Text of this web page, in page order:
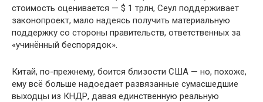
стоимость оценивается — $ 1 трлн, Сеул поддерживает
законопроект, мало надеясь получить материальную
поддержку со стороны правительств, ответственных за
«учинённый беспорядок».
Китай, по-прежнему, боится близости США — но, похоже,
ему всё больше надоедает развязанные сумасшедшие
выходцы из КНДР, давая единственную реальную